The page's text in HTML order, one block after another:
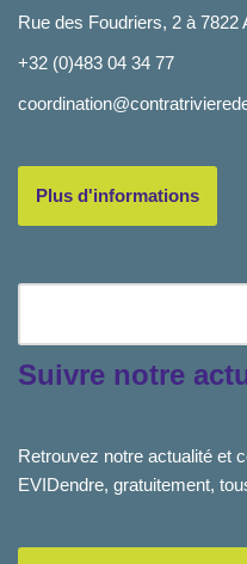
Rue des Foudriers, 2 à 7822
+32 (0)483 04 34 77
Plus d'informations
Suivre notre
Retrouvez notre actualité et
EVIDendre, gratuitement,